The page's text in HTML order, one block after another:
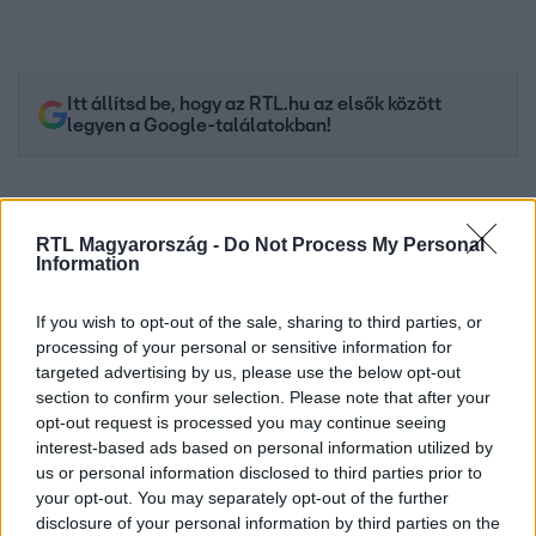
RTL Magyarország - Do Not Process My Personal
Information
If you wish to opt-out of the sale, sharing to third parties, or
processing of your personal or sensitive information for
targeted advertising by us, please use the below opt-out
section to confirm your selection. Please note that after your
opt-out request is processed you may continue seeing
interest-based ads based on personal information utilized by
us or personal information disclosed to third parties prior to
your opt-out. You may separately opt-out of the further
disclosure of your personal information by third parties on the
Itt állítsd be, hogy az RTL.hu az elsők között
legyen a Google-találatokban!
Kövess minket, és értesülj a friss hírekről a
Facebookon is!